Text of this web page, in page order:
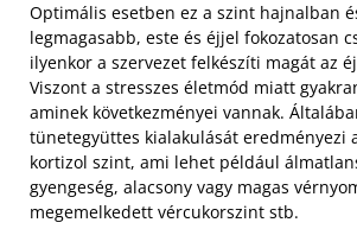
Optimális esetben ez a szint hajnalban
legmagasabb, este és éjjel fokozatosan
ilyenkor a szervezet felkészíti magát az
Viszont a stresszes életmód miatt
aminek következményei vannak.
tünetegyüttes kialakulását eredményezi
kortizol szint, ami lehet például
gyengeség, alacsony vagy magas
megemelkedett vércukorszint stb.